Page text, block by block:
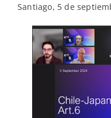
Santiago, 5 de